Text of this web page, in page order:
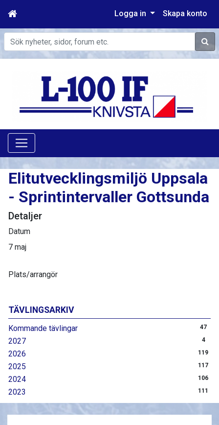
Logga in Skapa konto
Sök
TÄVLINGSARKIV
Kommande tävlingar 47
2027 4
2026 119
2025 117
2024 106
2023 111
Elitutvecklingsmiljö Uppsala
- Sprintintervaller Gottsunda
Detaljer
Datum
7 maj
Plats/arrangör